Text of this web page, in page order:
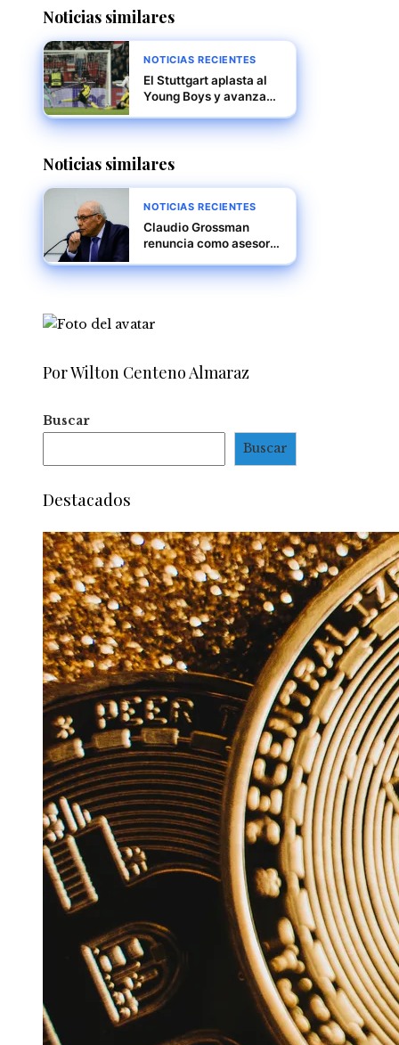
Noticias similares
NOTICIAS RECIENTES
El Stuttgart aplasta al
Young Boys y avanza
League con una victoria
Noticias similares
NOTICIAS RECIENTES
Claudio Grossman
renuncia como asesor
Internacional por
Venezuela
Por Wilton Centeno Almaraz
Buscar
Buscar
Destacados